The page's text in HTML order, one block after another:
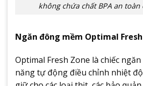
không chứa chất BPA an
Ngăn đông mềm Optimal
Optimal Fresh Zone là chiếc
năng tự động điều chỉnh nhiệt